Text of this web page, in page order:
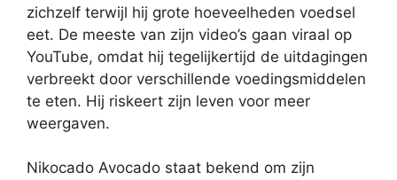
zichzelf terwijl hij grote hoeveelheden voedsel
eet. De meeste van zijn video’s gaan viraal op
YouTube, omdat hij tegelijkertijd de uitdagingen
verbreekt door verschillende voedingsmiddelen
te eten. Hij riskeert zijn leven voor meer
weergaven.
Nikocado Avocado staat bekend om zijn